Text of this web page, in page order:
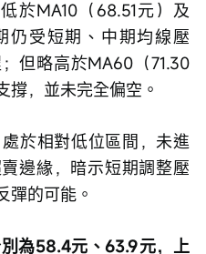
於MA10（68.51元）及
仍受短期、中期均線壓
但略高於MA60（71.30
撐，並未完全偏空。
於相對低位區間，未進
邊緣，暗示短期調整壓
彈的可能。
為58.4元、63.9元，上